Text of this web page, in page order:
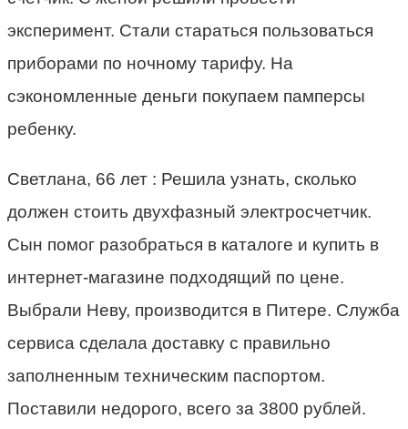
эксперимент. Стали стараться пользоваться
приборами по ночному тарифу. На
сэкономленные деньги покупаем памперсы
ребенку.
Светлана, 66 лет :­ Решила узнать, сколько
должен стоить двухфазный электросчетчик.
Сын помог разобраться в каталоге и купить в
интернет-магазине подходящий по цене.
Выбрали Неву, производится в Питере. Служба
сервиса сделала доставку с правильно
заполненным техническим паспортом.
Поставили недорого, всего за 3800 рублей.